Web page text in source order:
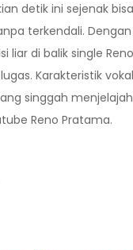
detik ini sejenak
terkendali.
liar di balik single
Karakteristik
singgah
Reno Pratama.